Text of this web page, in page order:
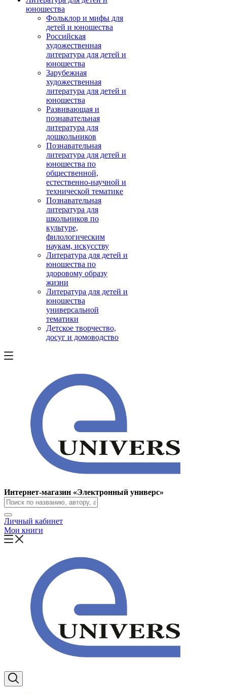
юношества
Фольклор и мифы для
детей и юношества
Российская
художественная
литература для детей и
юношества
Зарубежная
художественная
литература для детей и
юношества
Развивающая и
познавательная
литература для
дошкольников
Познавательная
литература для детей и
юношества по
общественной,
естественно-научной и
технической тематике
Познавательная
литература для
школьников по
культуре,
филологическим
наукам, искусству
Литература для детей и
юношества по
здоровому образу
жизни
Литература для детей и
юношества
универсальной
тематики
Детское творчество,
досуг и домоводство
Интернет-магазин «Электронный универс»
Личный кабинет
Мои книги